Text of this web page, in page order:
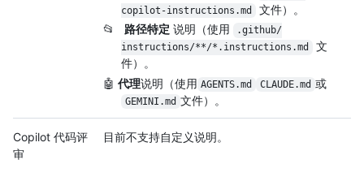
copilot-instructions.md
文件）。
📂
路径特定 说明（使用
.github/
instructions/**/*.instructions.md
文
件）。
🤖 代理说明（使用 AGENTS.md CLAUDE.md 或
GEMINI.md 文件）。
Copilot 代码评
审
目前不支持自定义说明。